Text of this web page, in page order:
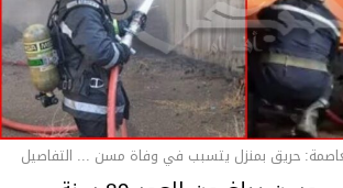
حريق بمنزل يتسبب في وفاة مسن ... التفاصيل